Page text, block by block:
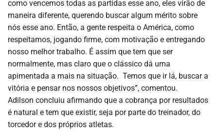
como vencemos todas as partidas esse ano, eles virão de
maneira diferente, querendo buscar algum mérito sobre
nós esse ano. Então, a gente respeita o América, como
respeitamos, jogando firme, com motivação e entregando
nosso melhor trabalho. É assim que tem que ser
normalmente, mas claro que o clássico dá uma
apimentada a mais na situação. Temos que ir lá, buscar a
vitória e pensar nos nossos objetivos”, comentou.
Adilson concluiu afirmando que a cobrança por resultados
é natural e tem que existir, seja por parte do treinador, do
torcedor e dos próprios atletas.